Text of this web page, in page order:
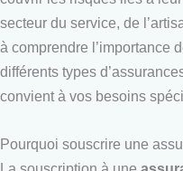
secteur du service, de
à comprendre l’importance
différents types
convient à vos besoins
Pourquoi souscrire une